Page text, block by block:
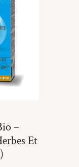
–
Et